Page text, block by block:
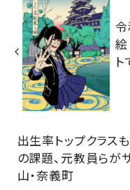
ト
出生率トップクラス
の課題、元教員ら
山・奈義町